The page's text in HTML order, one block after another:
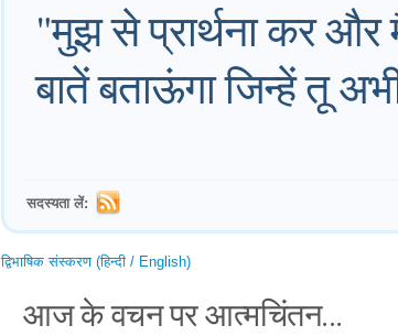
"मुझ से प्रार्थना कर
बातें बताऊंगा जिन्हें तू
सदस्यता लें:
द्विभाषिक संस्करण (हिन्दी / English)
आज के वचन पर आत्मचिंतन...